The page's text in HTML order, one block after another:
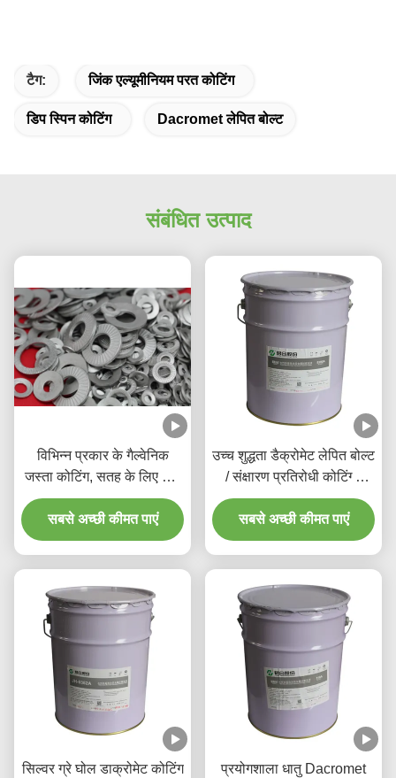
टैग: जिंक एल्यूमीनियम परत कोटिंग
डिप स्पिन कोटिंग Dacromet लेपित बोल्ट
संबंधित उत्पाद
विभिन्न प्रकार के गैल्वेनिक
जस्ता कोटिंग, सतह के लिए डिप
स्पिन कोटिंग
सबसे अच्छी कीमत पाएं
उच्च शुद्धता डैक्रोमेट लेपित बोल्ट
/ संक्षारण प्रतिरोधी कोटिंग्स
तरल
सबसे अच्छी कीमत पाएं
सिल्वर ग्रे घोल डाक्रोमेट कोटिंग
प्रयोगशाला धातु Dacromet